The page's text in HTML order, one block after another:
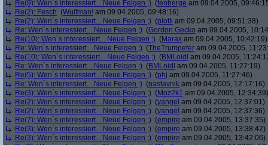
Re(9): Wen´s interessiert... Neue Felgen ;) (tenberge am 09.04.2005,
Re(2): Fesch (Wulfman! am 09.04.2005, 09:48:16)
Re(2): Wen´s interessiert... Neue Felgen ;) (plotti am 09.04.2005, 09:51:38)
Re: Wen´s interessiert... Neue Felgen ;) (Gordon Gecko am 09.04.2005,
Re(10): Wen´s interessiert... Neue Felgen ;) (Marax am 09.04.2005, 10:42:19)
Re: Wen´s interessiert... Neue Felgen ;) (TheTrumpeter am 09.04.2005,
Re(10): Wen´s interessiert... Neue Felgen ;) (BMLoidl am 09.04.2005,
Re: Wen´s interessiert... Neue Felgen ;) (BMLoidl am 09.04.2005, 11:27:19)
Re(5): Wen´s interessiert... Neue Felgen ;) (phj am 09.04.2005, 11:27:46)
Re: Wen´s interessiert... Neue Felgen ;) (nastavnik am 09.04.2005, 12:17:16)
Re(3): Wen´s interessiert... Neue Felgen ;) (Moz2k1 am 09.04.2005, 12:34:39)
Re(2): Wen´s interessiert... Neue Felgen ;) (yangel am 09.04.2005, 12:37:01)
Re(2): Wen´s interessiert... Neue Felgen ;) (yangel am 09.04.2005, 12:37:36)
Re(7): Wen´s interessiert... Neue Felgen ;) (empire am 09.04.2005, 13:37:35)
Re(3): Wen´s interessiert... Neue Felgen ;) (empire am 09.04.2005, 13:38:42)
Re(3): Wen´s interessiert... Neue Felgen ;) (empire am 09.04.2005, 13:42:06)